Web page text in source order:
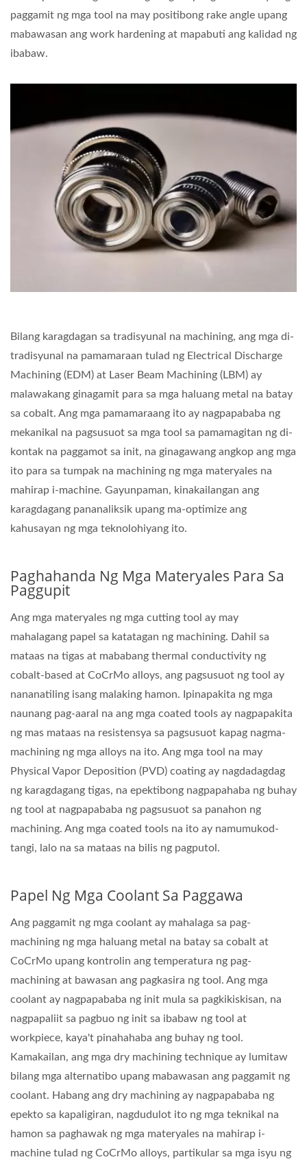
paggamit ng mga tool na may positibong rake angle upang
mabawasan ang work hardening at mapabuti ang kalidad ng
ibabaw.
Bilang karagdagan sa tradisyunal na machining, ang mga di-
tradisyunal na pamamaraan tulad ng Electrical Discharge
Machining (EDM) at Laser Beam Machining (LBM) ay
malawakang ginagamit para sa mga haluang metal na batay
sa cobalt. Ang mga pamamaraang ito ay nagpapababa ng
mekanikal na pagsusuot sa mga tool sa pamamagitan ng di-
kontak na paggamot sa init, na ginagawang angkop ang mga
ito para sa tumpak na machining ng mga materyales na
mahirap i-machine. Gayunpaman, kinakailangan ang
karagdagang pananaliksik upang ma-optimize ang
kahusayan ng mga teknolohiyang ito.
Paghahanda Ng Mga Materyales Para Sa
Paggupit
Ang mga materyales ng mga cutting tool ay may
mahalagang papel sa katatagan ng machining. Dahil sa
mataas na tigas at mababang thermal conductivity ng
cobalt-based at CoCrMo alloys, ang pagsusuot ng tool ay
nananatiling isang malaking hamon. Ipinapakita ng mga
naunang pag-aaral na ang mga coated tools ay nagpapakita
ng mas mataas na resistensya sa pagsusuot kapag nagma-
machining ng mga alloys na ito. Ang mga tool na may
Physical Vapor Deposition (PVD) coating ay nagdadagdag
ng karagdagang tigas, na epektibong nagpapahaba ng buhay
ng tool at nagpapababa ng pagsusuot sa panahon ng
machining. Ang mga coated tools na ito ay namumukod-
tangi, lalo na sa mataas na bilis ng pagputol.
Papel Ng Mga Coolant Sa Paggawa
Ang paggamit ng mga coolant ay mahalaga sa pag-
machining ng mga haluang metal na batay sa cobalt at
CoCrMo upang kontrolin ang temperatura ng pag-
machining at bawasan ang pagkasira ng tool. Ang mga
coolant ay nagpapababa ng init mula sa pagkikiskisan, na
nagpapaliit sa pagbuo ng init sa ibabaw ng tool at
workpiece, kaya't pinahahaba ang buhay ng tool.
Kamakailan, ang mga dry machining technique ay lumitaw
bilang mga alternatibo upang mabawasan ang paggamit ng
coolant. Habang ang dry machining ay nagpapababa ng
epekto sa kapaligiran, nagdudulot ito ng mga teknikal na
hamon sa paghawak ng mga materyales na mahirap i-
machine tulad ng CoCrMo alloys, partikular sa mga isyu ng